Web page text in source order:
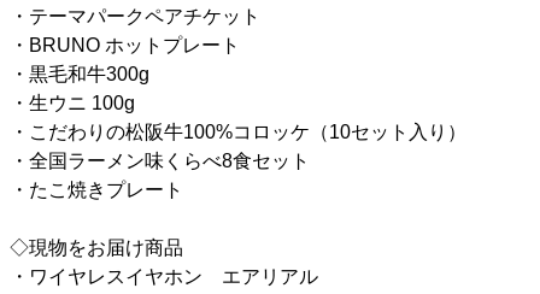
・テーマパークペアチケット
・BRUNO ホットプレート
・黒毛和牛300g
・生ウニ 100g
・こだわりの松阪牛100%コロッケ（10セット入り）
・全国ラーメン味くらべ8食セット
・たこ焼きプレート
◇現物をお届け商品
・ワイヤレスイヤホン エアリアル